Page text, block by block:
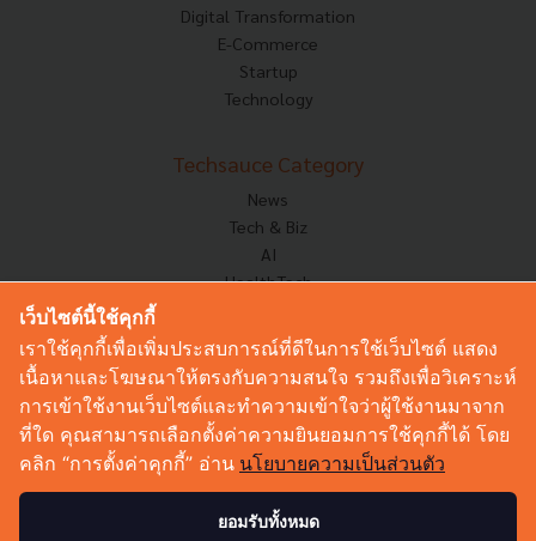
Digital Transformation
E-Commerce
Startup
Technology
Techsauce Category
News
Tech & Biz
AI
HealthTech
Corp Innov
Saucy Thoughts
Based On
Sustainable
Videos
Podcast
เว็บไซต์นี้ใช้คุกกี้
เราใช้คุกกี้เพื่อเพิ่มประสบการณ์ที่ดีในการใช้เว็บไซต์ แสดง
เนื้อหาและโฆษณาให้ตรงกับความสนใจ รวมถึงเพื่อวิเคราะห์
การเข้าใช้งานเว็บไซต์และทำความเข้าใจว่าผู้ใช้งานมาจาก
ที่ใด คุณสามารถเลือกตั้งค่าความยินยอมการใช้คุกกี้ได้ โดย
คลิก “การตั้งค่าคุกกี้” อ่าน นโยบายความเป็นส่วนตัว
ยอมรับทั้งหมด